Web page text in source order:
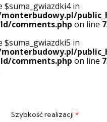
$suma_gwiazdki4 in
comments.php on line
$suma_gwiazdki5 in
comments.php on line
Szybkość realizacji*